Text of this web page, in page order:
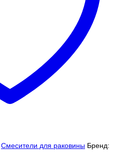
Смесители для раковины Бренд: